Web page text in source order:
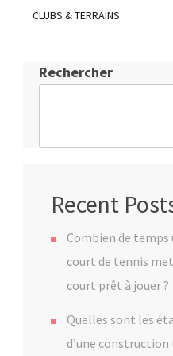
CLUBS & TERRAINS
Rechercher
Recent
Combien de
court de tennis
court prêt à jouer ?
Quelles sont les
d’une